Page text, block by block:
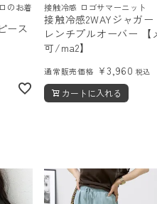
のお着
ース
接触冷感 ロゴサマーニット
接触冷感2WAYジャガー
レンチプルオーバー 【
可/ma2】
通常販売価格 ¥3,960 税込
カートに入れる